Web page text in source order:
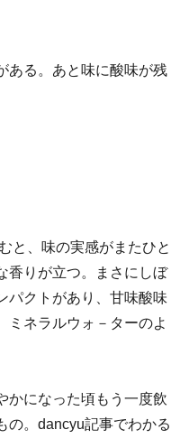
ある。あと味に酸味が残
と、味の実感がまたひと
香りが立つ。まさにしぼ
パクトがあり、甘味酸味
ミネラルウォ－ターのよ
かになった頃もう一度飲
の。dancyu記事でわかる